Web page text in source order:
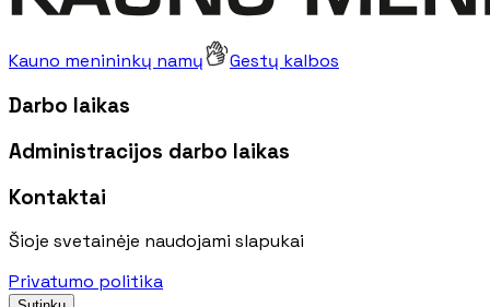
Kauno menininkų namų Gestų kalbos
Darbo laikas
Administracijos darbo laikas
Kontaktai
Šioje svetainėje naudojami slapukai
Privatumo politika